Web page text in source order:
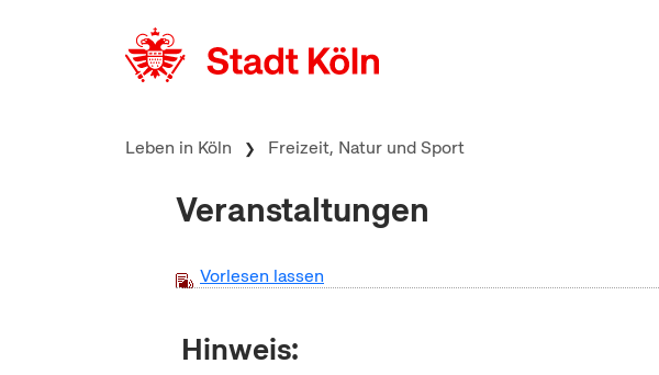
Leben in Köln Freizeit, Natur und Sport
Veranstaltungen
Vorlesen lassen
Hinweis: